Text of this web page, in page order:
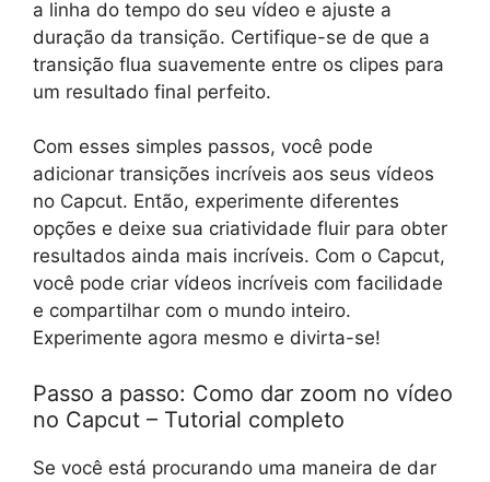
a linha do tempo do seu vídeo e ajuste a
duração da transição. Certifique-se de que a
transição flua suavemente entre os clipes para
um resultado final perfeito.
Com esses simples passos, você pode
adicionar transições incríveis aos seus vídeos
no Capcut. Então, experimente diferentes
opções e deixe sua criatividade fluir para obter
resultados ainda mais incríveis. Com o Capcut,
você pode criar vídeos incríveis com facilidade
e compartilhar com o mundo inteiro.
Experimente agora mesmo e divirta-se!
Passo a passo: Como dar zoom no vídeo
no Capcut – Tutorial completo
Se você está procurando uma maneira de dar